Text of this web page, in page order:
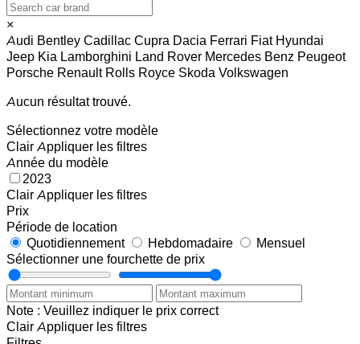
×
Audi Bentley Cadillac Cupra Dacia Ferrari Fiat Hyundai
Jeep Kia Lamborghini Land Rover Mercedes Benz Peugeot
Porsche Renault Rolls Royce Skoda Volkswagen
Aucun résultat trouvé.
Sélectionnez votre modèle
Clair Appliquer les filtres
Année du modèle
2023
Clair Appliquer les filtres
Prix
Période de location
Quotidiennement
Hebdomadaire
Mensuel
Sélectionner une fourchette de prix
Note : Veuillez indiquer le prix correct
Clair Appliquer les filtres